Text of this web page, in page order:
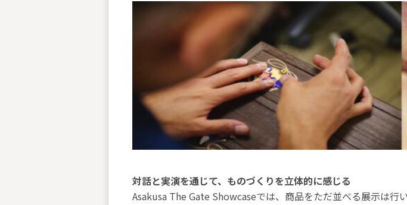
対話と実演を通じて、ものづくりを立体的に感じる
Asakusa The Gate Showcaseでは、商品をただ並べる展示は